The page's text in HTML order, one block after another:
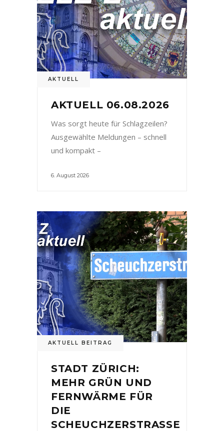
AKTUELL
AKTUELL 06.08.2026
Was sorgt heute für Schlagzeilen?
Ausgewählte Meldungen – schnell
und kompakt –
6. August 2026
AKTUELL BEITRAG
STADT ZÜRICH:
MEHR GRÜN UND
FERNWÄRME FÜR
DIE
SCHEUCHZERSTRASSE